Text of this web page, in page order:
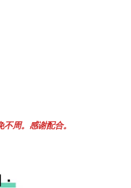
周。感谢配合。